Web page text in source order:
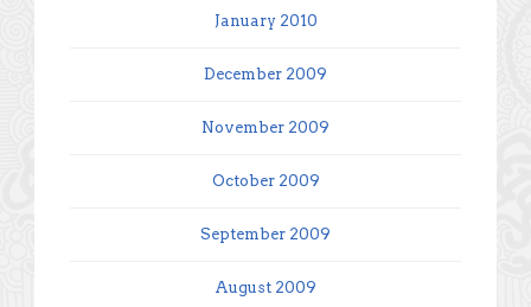
January 2010
December 2009
November 2009
October 2009
September 2009
August 2009